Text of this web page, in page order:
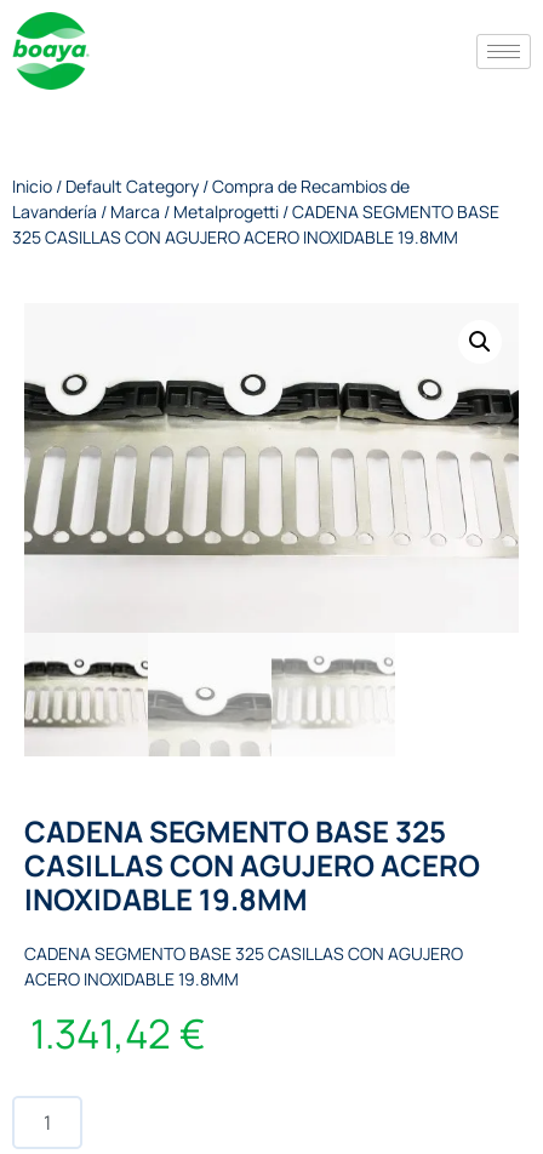
Inicio / Default Category /Compra de Recambios de
Lavandería / Marca / Metalprogetti / CADENA SEGMENTO BASE
325 CASILLAS CON AGUJERO ACERO INOXIDABLE 19.8MM
CADENA SEGMENTO BASE 325
CASILLAS CON AGUJERO ACERO
INOXIDABLE 19.8MM
CADENA SEGMENTO BASE 325 CASILLAS CON AGUJERO
ACERO INOXIDABLE 19.8MM
1.341,42 €